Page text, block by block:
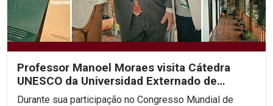
Professor Manoel Moraes visita Cátedra
UNESCO da Universidad Externado de
Colombia
Durante sua participação no Congresso Mundial de